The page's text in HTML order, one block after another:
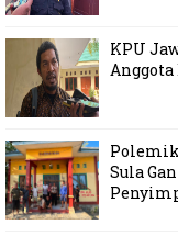
KPU
Polemik
Sula